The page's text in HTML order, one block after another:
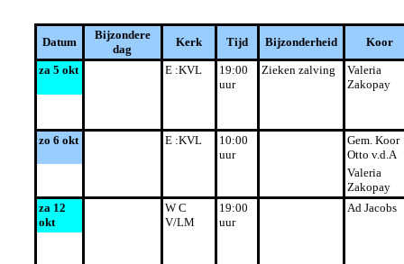
Datum
Bijzondere
dag
Kerk Tijd Bijzonderheid Koor
za 5 okt E :KVL
19:00
uur
Zieken zalving
Valeria
Zakopay
zo 6 okt E :KVL
10:00
uur
Gem. Koor
Otto v.d.A
Valeria
Zakopay
za 12
okt
W C
V/LM
19:00
uur
Ad Jacobs